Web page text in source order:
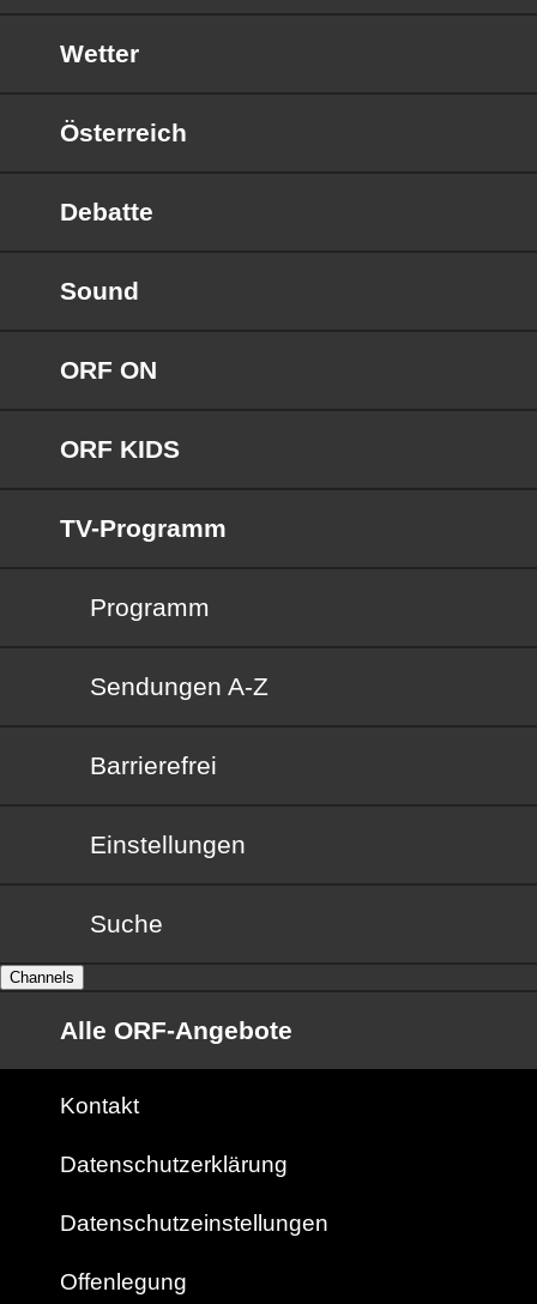
Wetter
Österreich
Debatte
Sound
ORF ON
ORF KIDS
TV-Programm
Programm
Sendungen von A bis Z
Sendungen A-Z
Barrierefrei
Barrierefrei
Einstellungen
Suche
Channels
Alle ORF-Angebote
Kontakt
Datenschutzerklärung
Datenschutzeinstellungen
Offenlegung